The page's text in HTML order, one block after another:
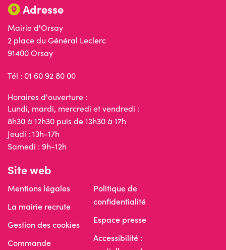
Adresse
Mairie d'Orsay
2 place du Général Leclerc
91400 Orsay
Tél : 01 60 92 80 00
Horaires d'ouverture :
Lundi, mardi, mercredi et vendredi :
8h30 à 12h30 puis de 13h30 à 17h
Jeudi : 13h-17h
Samedi : 9h-12h
Site web
Mentions légales
La mairie recrute
Gestion des cookies
Commande
Politique de
confidentialité
Espace presse
Accessibilité :